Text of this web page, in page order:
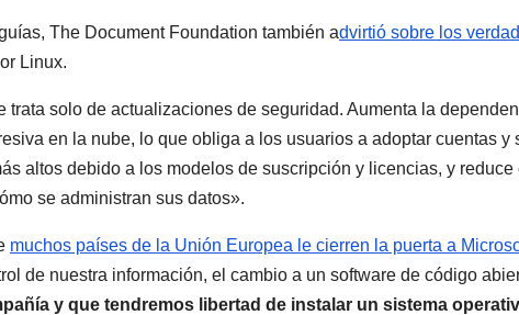
The Document Foundation también advirtió sobre los
Linux.
trata solo de actualizaciones de seguridad. Aumenta la
en la nube, lo que obliga a los usuarios a adoptar cuentas y
altos debido a los modelos de suscripción y licencias, y
se administran sus datos».
muchos países de la Unión Europea le cierren la puerta a
de nuestra información, el cambio a un software de código
y que tendremos libertad de instalar un sistema